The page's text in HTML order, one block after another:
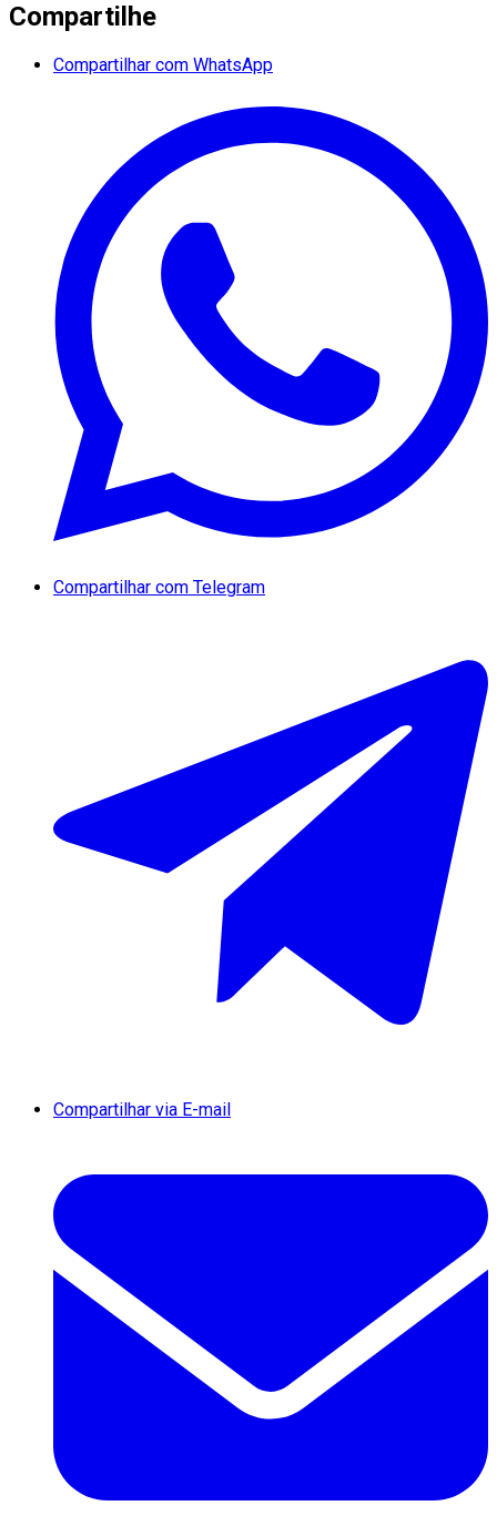
Compartilhe
Compartilhar com WhatsApp
Compartilhar com Telegram
Compartilhar via E-mail